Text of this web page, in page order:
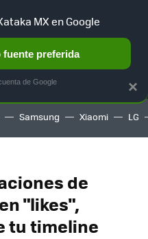
AUTO TERRITORIO
Samsung Xiaomi LG
de
"likes",
tu timeline
×
MX en Google
fuente preferida
de Google